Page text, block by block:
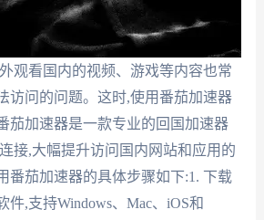
观看国内的视频、游戏等内容也常
访问的问题。这时,使用番茄加速器
茄加速器是一款专业的回国加速器
接,大幅提升访问国内网站和应用的
番茄加速器的具体步骤如下:1. 下载
件,支持Windows、Mac、iOS和